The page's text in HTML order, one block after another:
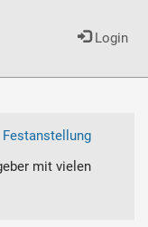
Login
Festanstellung
mit vielen